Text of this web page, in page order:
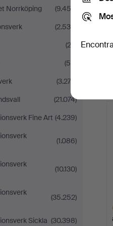
Norrköping
(9.453)
(2.539)
(23)
(50)
(3.273)
(21.074)
Fine Art (4.239)
(1.086)
(10.130)
(35.252)
Sickla (30.398)